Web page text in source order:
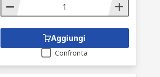
Aggiungi
Confronta